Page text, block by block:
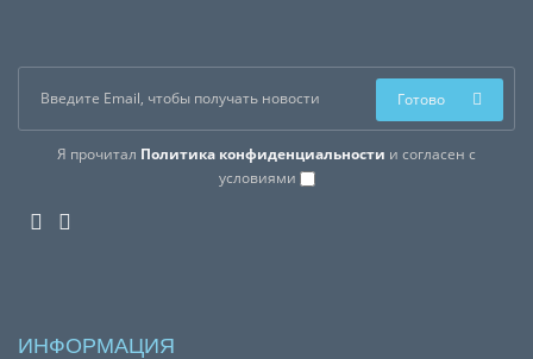
Я прочитал Политика конфиденциальности и согласен с
условиями
Готово
ИНФОРМАЦИЯ